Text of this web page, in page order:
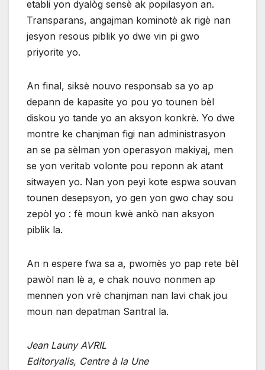
etabli yon dyalòg sensè ak popilasyon an.
Transparans, angajman kominotè ak rigè nan
jesyon resous piblik yo dwe vin pi gwo
priyorite yo.
An final, siksè nouvo responsab sa yo ap
depann de kapasite yo pou yo tounen bèl
diskou yo tande yo an aksyon konkrè. Yo dwe
montre ke chanjman figi nan administrasyon
an se pa sèlman yon operasyon makiyaj, men
se yon veritab volonte pou reponn ak atant
sitwayen yo. Nan yon peyi kote espwa souvan
tounen desepsyon, yo gen yon gwo chay sou
zepòl yo : fè moun kwè ankò nan aksyon
piblik la.
An n espere fwa sa a, pwomès yo pap rete bèl
pawòl nan lè a, e chak nouvo nonmen ap
mennen yon vrè chanjman nan lavi chak jou
moun nan depatman Santral la.
Jean Launy AVRIL
Editoryalis, Centre à la Une